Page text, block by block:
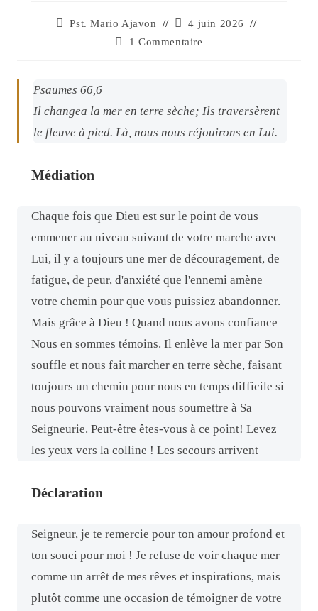
Pst. Mario Ajavon
4 juin 2026
1 Commentaire
Psaumes 66,6
Il changea la mer en terre sèche; Ils traversèrent
le fleuve à pied. Là, nous nous réjouirons en Lui.
Médiation
Chaque fois que Dieu est sur le point de vous
emmener au niveau suivant de votre marche avec
Lui, il y a toujours une mer de découragement, de
fatigue, de peur, d'anxiété que l'ennemi amène
votre chemin pour que vous puissiez abandonner.
Mais grâce à Dieu ! Quand nous avons confiance
Nous en sommes témoins. Il enlève la mer par Son
souffle et nous fait marcher en terre sèche, faisant
toujours un chemin pour nous en temps difficile si
nous pouvons vraiment nous soumettre à Sa
Seigneurie. Peut-être êtes-vous à ce point! Levez
les yeux vers la colline ! Les secours arrivent
Déclaration
Seigneur, je te remercie pour ton amour profond et
ton souci pour moi ! Je refuse de voir chaque mer
comme un arrêt de mes rêves et inspirations, mais
plutôt comme une occasion de témoigner de votre